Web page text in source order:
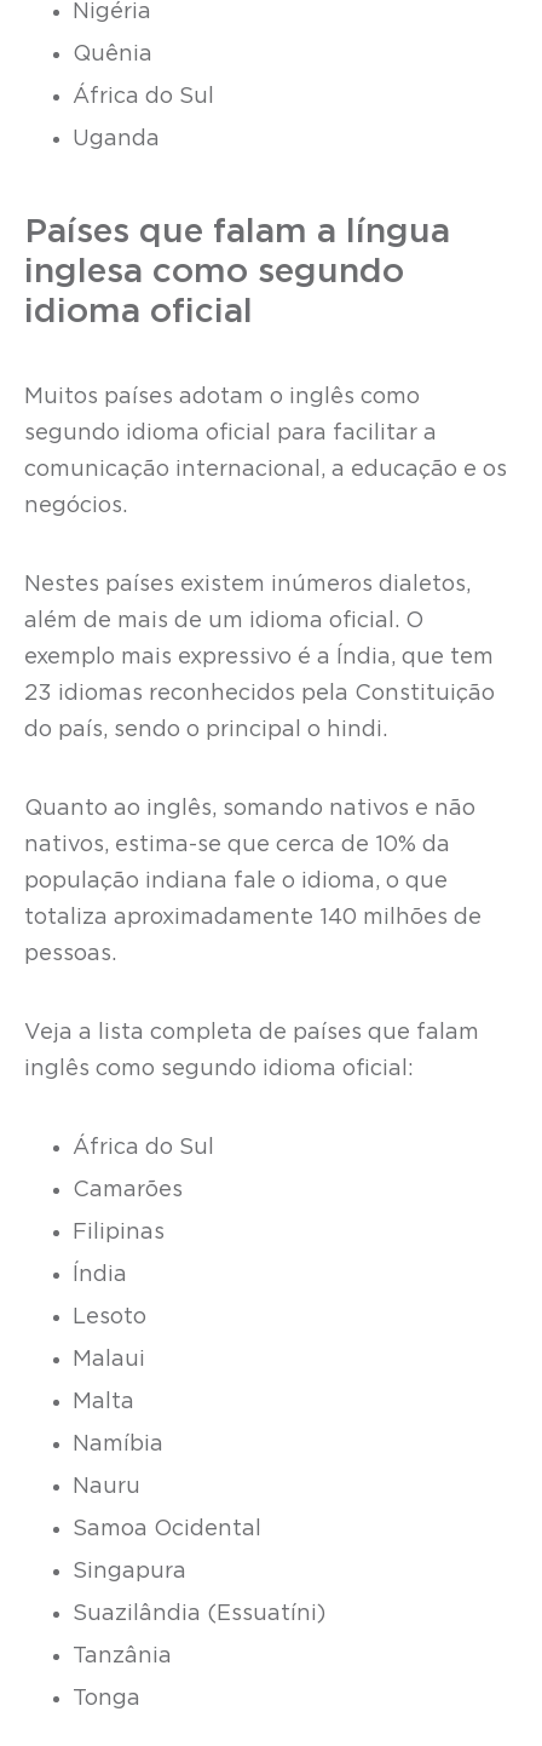
Nigéria
Quênia
África do Sul
Uganda
Países que falam a língua
inglesa como segundo
idioma oficial
Muitos países adotam o inglês como
segundo idioma oficial para facilitar a
comunicação internacional, a educação e os
negócios.
Nestes países existem inúmeros dialetos,
além de mais de um idioma oficial. O
exemplo mais expressivo é a Índia, que tem
23 idiomas reconhecidos pela Constituição
do país, sendo o principal o hindi.
Quanto ao inglês, somando nativos e não
nativos, estima-se que cerca de 10% da
população indiana fale o idioma, o que
totaliza aproximadamente 140 milhões de
pessoas.
Veja a lista completa de países que falam
inglês como segundo idioma oficial:
África do Sul
Camarões
Filipinas
Índia
Lesoto
Malaui
Malta
Namíbia
Nauru
Samoa Ocidental
Singapura
Suazilândia (Essuatíni)
Tanzânia
Tonga